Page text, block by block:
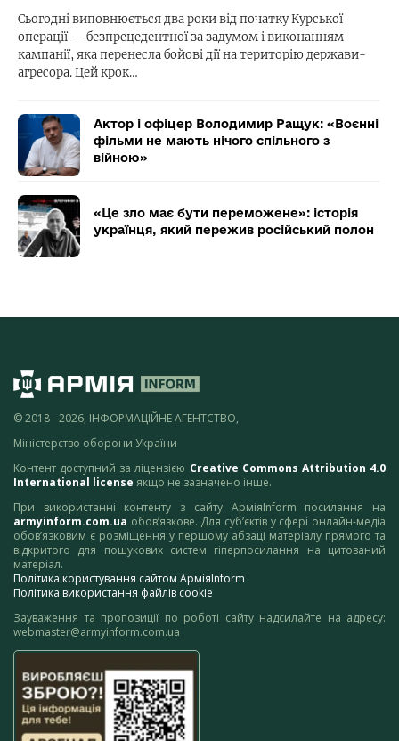
Сьогодні виповнюється два роки від початку Курської
операції — безпрецедентної за задумом і виконанням
кампанії, яка перенесла бойові дії на територію держави-
агресора. Цей крок…
Актор і офіцер Володимир Ращук: «Воєнні
фільми не мають нічого спільного з
війною»
«Це зло має бути переможене»: історія
українця, який пережив російський полон
© 2018 - 2026, ІНФОРМАЦІЙНЕ АГЕНТСТВО,
Міністерство оборони України
Контент доступний за ліцензією Creative Commons Attribution 4.0
International license якщо не зазначено інше.
При використанні контенту з сайту АрміяInform посилання на
armyinform.com.ua обов’язкове. Для суб’єктів у сфері онлайн-медіа
обов’язковим є розміщення у першому абзаці матеріалу прямого та
відкритого для пошукових систем гіперпосилання на цитований
матеріал.
Політика користування сайтом АрміяInform
Політика використання файлів cookie
Зауваження та пропозиції по роботі сайту надсилайте на адресу:
webmaster@armyinform.com.ua